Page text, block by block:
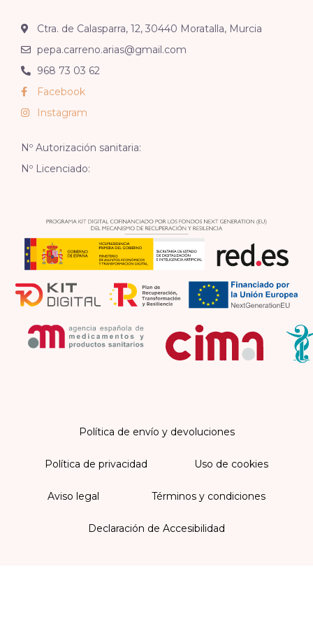
Ctra. de Calasparra, 12, 30440 Moratalla, Murcia
pepa.carreno.arias@gmail.com
968 73 03 62
Facebook
Instagram
Nº Autorización sanitaria:
Nº Licenciado:
Política de envío y devoluciones
Política de privacidad Uso de cookies
Aviso legal Términos y condiciones
Declaración de Accesibilidad